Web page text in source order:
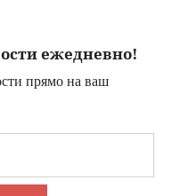
ежедневно!
прямо на ваш